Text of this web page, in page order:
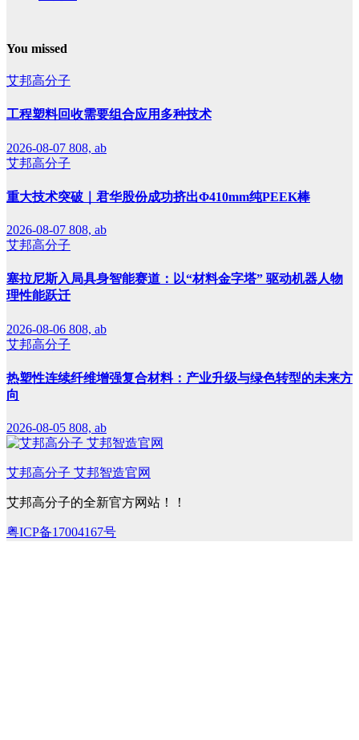
You missed
艾邦高分子
工程塑料回收需要组合应用多种技术
2026-08-07 808, ab
艾邦高分子
重大技术突破｜君华股份成功挤出Φ410mm纯PEEK棒
2026-08-07 808, ab
艾邦高分子
塞拉尼斯入局具身智能赛道：以“材料金字塔” 驱动机器人物
理性能跃迁
2026-08-06 808, ab
艾邦高分子
热塑性连续纤维增强复合材料：产业升级与绿色转型的未来方
向
2026-08-05 808, ab
艾邦高分子 艾邦智造官网
艾邦高分子的全新官方网站！！
粤ICP备17004167号